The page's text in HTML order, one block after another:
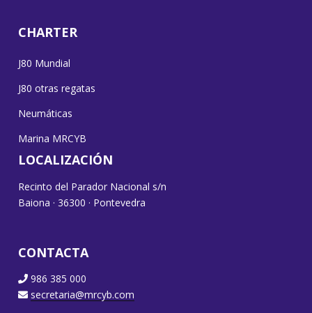
CHARTER
J80 Mundial
J80 otras regatas
Neumáticas
Marina MRCYB
LOCALIZACIÓN
Recinto del Parador Nacional s/n
Baiona · 36300 · Pontevedra
CONTACTA
986 385 000
secretaria@mrcyb.com